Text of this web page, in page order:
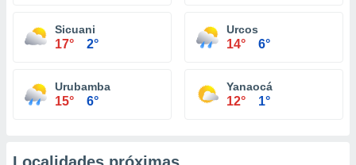
Sicuani
17° 2°
Urcos
14° 6°
Urubamba
15° 6°
Yanaocá
12° 1°